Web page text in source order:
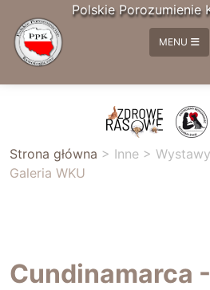
Polskie Porozumienie
MENU
Strona główna > Inne > Wystawy
Galeria WKU
Cundinamarca